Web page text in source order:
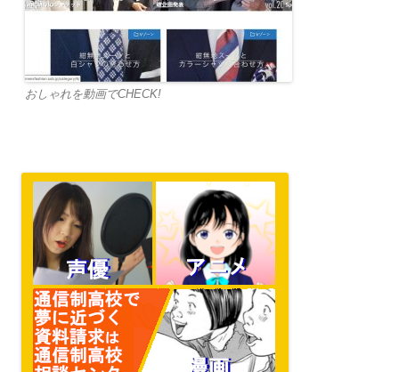
おしゃれを動画でCHECK!